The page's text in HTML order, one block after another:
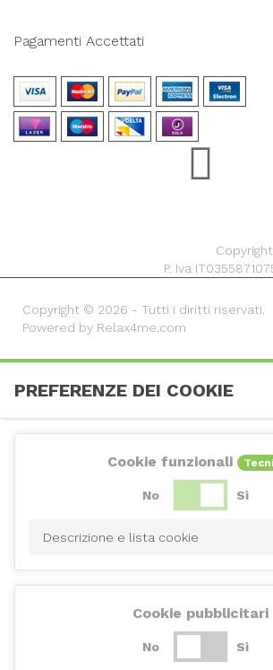
Pagamenti Accettati
P. Iva
Copyright © 2026 - Tutti i diritti riservati.
Powered by Relax4me.com
PREFERENZE DEI COOKIE
Cookie funzionali
No Sì
Descrizione e lista cookie
Cookie pubblicitari
No Sì